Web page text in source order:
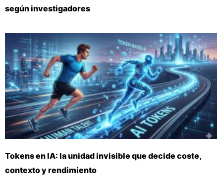
según investigadores
Tokens en IA: la unidad invisible que decide coste,
contexto y rendimiento